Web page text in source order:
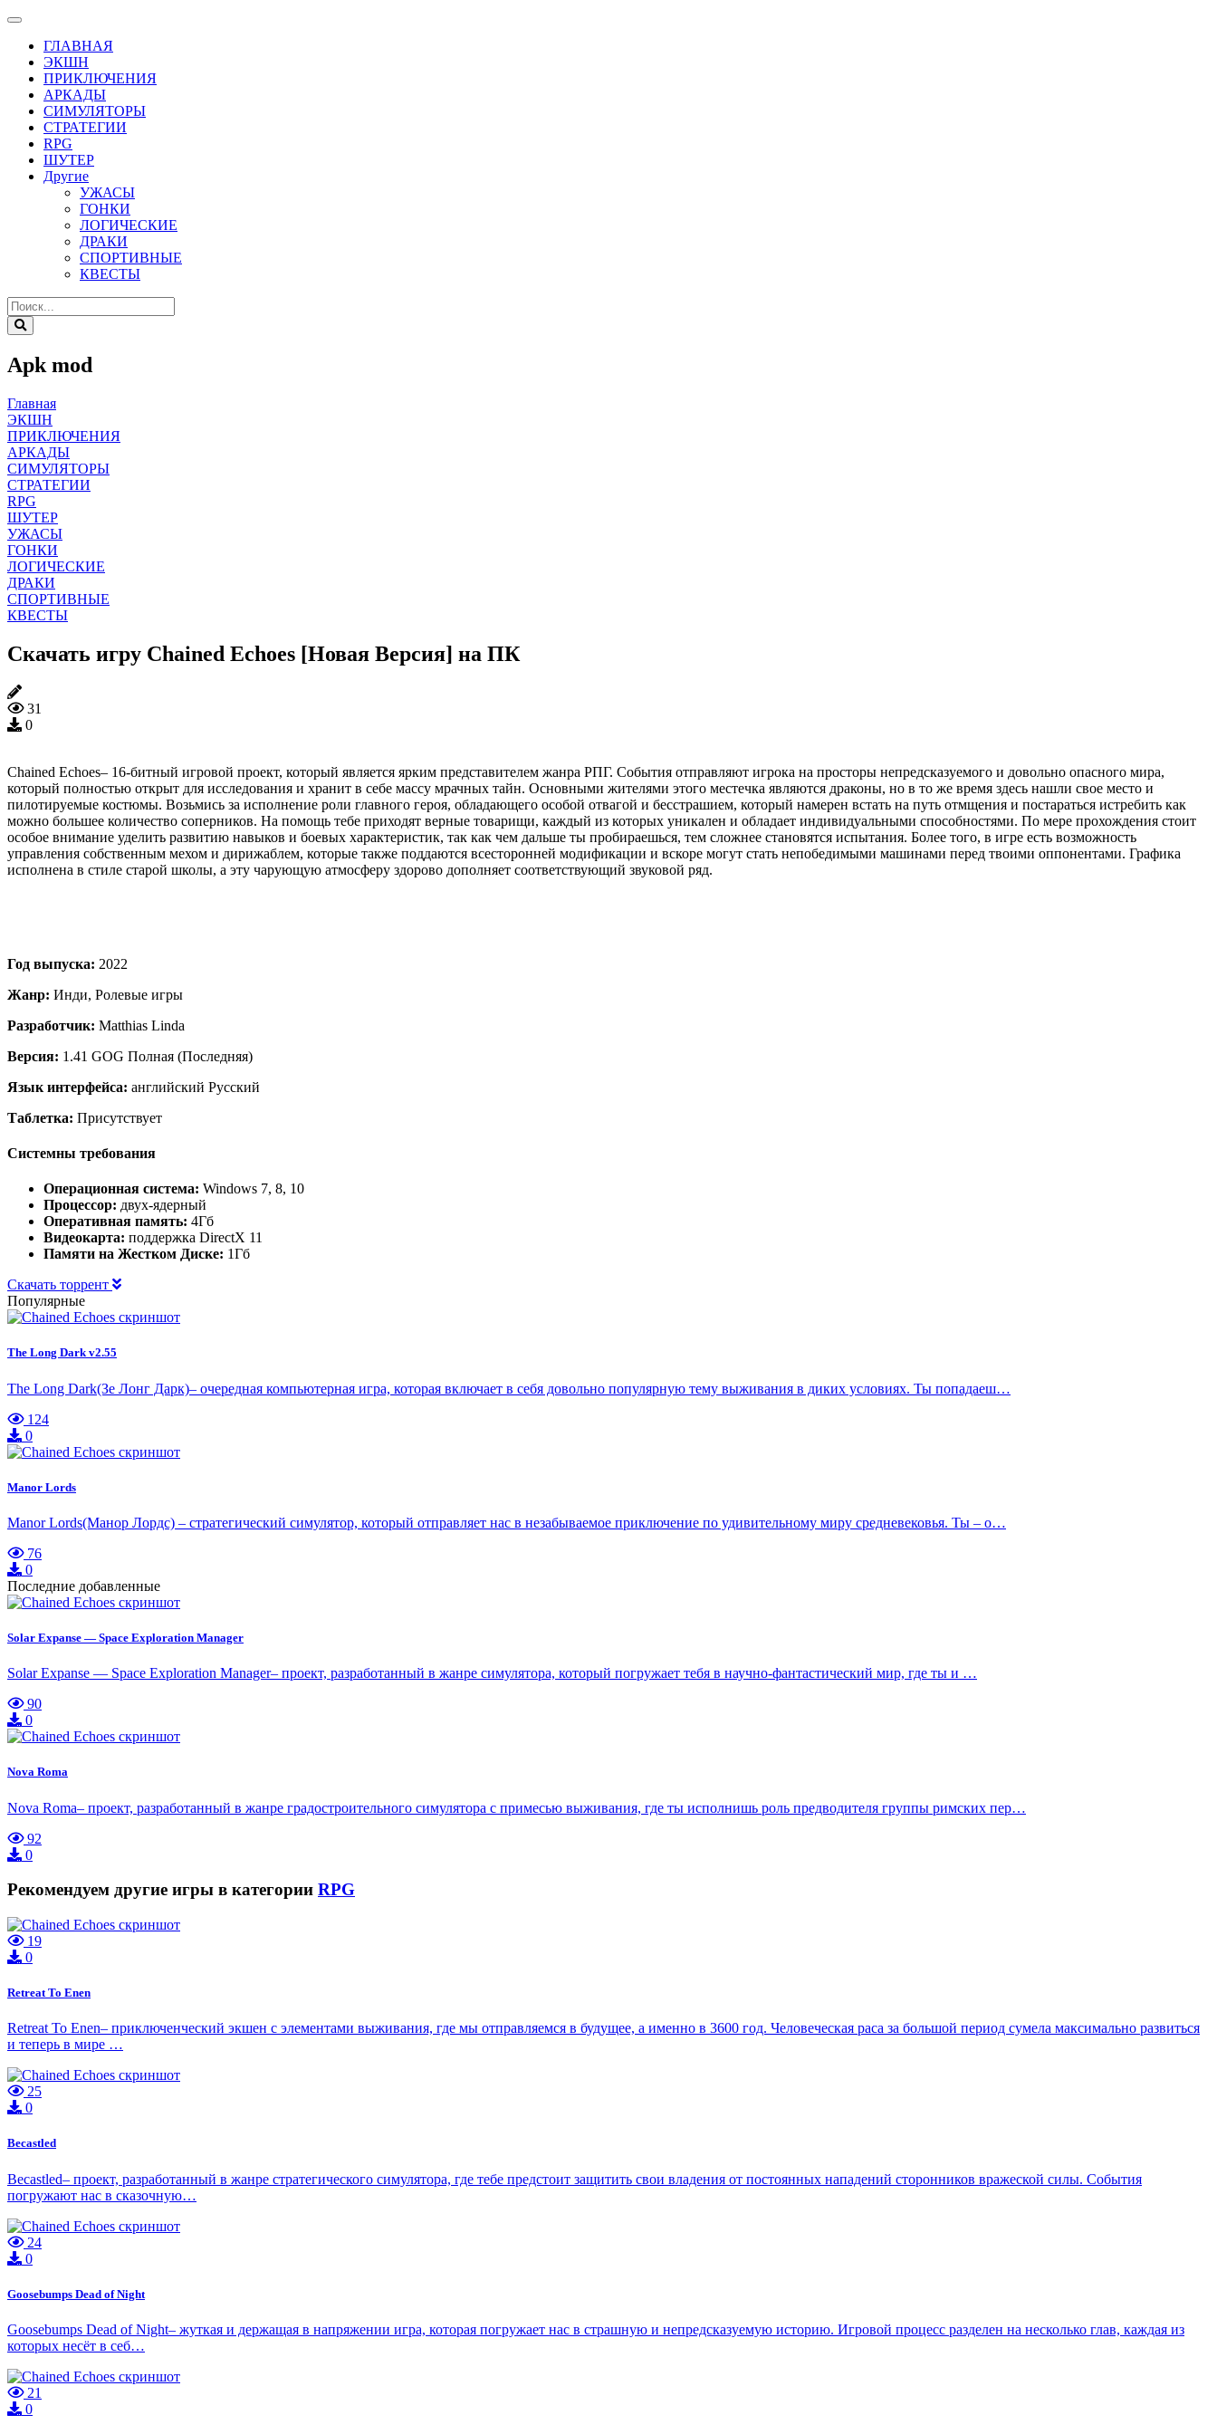
ГЛАВНАЯ
ЭКШН
ПРИКЛЮЧЕНИЯ
АРКАДЫ
СИМУЛЯТОРЫ
СТРАТЕГИИ
RPG
ШУТЕР
Другие
УЖАСЫ
ГОНКИ
ЛОГИЧЕСКИЕ
ДРАКИ
СПОРТИВНЫЕ
КВЕСТЫ
Apk mod
Главная
ЭКШН
ПРИКЛЮЧЕНИЯ
АРКАДЫ
СИМУЛЯТОРЫ
СТРАТЕГИИ
RPG
ШУТЕР
УЖАСЫ
ГОНКИ
ЛОГИЧЕСКИЕ
ДРАКИ
СПОРТИВНЫЕ
КВЕСТЫ
Скачать игру Chained Echoes [Новая Версия] на ПК
31
0
Chained Echoes– 16-битный игровой проект, который является ярким представителем жанра РПГ. События отправляют игрока на просторы непредсказуемого и довольно опасного мира,
который полностью открыт для исследования и хранит в себе массу мрачных тайн. Основными жителями этого местечка являются драконы, но в то же время здесь нашли свое место и
пилотируемые костюмы. Возьмись за исполнение роли главного героя, обладающего особой отвагой и бесстрашием, который намерен встать на путь отмщения и постараться истребить как
можно большее количество соперников. На помощь тебе приходят верные товарищи, каждый из которых уникален и обладает индивидуальными способностями. По мере прохождения стоит
особое внимание уделить развитию навыков и боевых характеристик, так как чем дальше ты пробираешься, тем сложнее становятся испытания. Более того, в игре есть возможность
управления собственным мехом и дирижаблем, которые также поддаются всесторонней модификации и вскоре могут стать непобедимыми машинами перед твоими оппонентами. Графика
исполнена в стиле старой школы, а эту чарующую атмосферу здорово дополняет соответствующий звуковой ряд.
Год выпуска: 2022
Жанр: Инди, Ролевые игры
Разработчик: Matthias Linda
Версия: 1.41 GOG Полная (Последняя)
Язык интерфейса: английский Русский
Таблетка: Присутствует
Системны требования
Операционная система: Windows 7, 8, 10
Процессор: двух-ядерный
Оперативная память: 4Гб
Видеокарта: поддержка DirectX 11
Памяти на Жестком Диске: 1Гб
Скачать торрент
Популярные
The Long Dark v2.55
The Long Dark(Зе Лонг Дарк)– очередная компьютерная игра, которая включает в себя довольно популярную тему выживания в диких условиях. Ты попадаеш…
124
0
Manor Lords
Manor Lords(Манор Лордс) – стратегический симулятор, который отправляет нас в незабываемое приключение по удивительному миру средневековья. Ты – о…
76
0
Последние добавленные
Solar Expanse — Space Exploration Manager
Solar Expanse — Space Exploration Manager– проект, разработанный в жанре симулятора, который погружает тебя в научно-фантастический мир, где ты и …
90
0
Nova Roma
Nova Roma– проект, разработанный в жанре градостроительного симулятора с примесью выживания, где ты исполнишь роль предводителя группы римских пер…
92
0
Рекомендуем другие игры в категории RPG
19
0
Retreat To Enen
Retreat To Enen– приключенческий экшен с элементами выживания, где мы отправляемся в будущее, а именно в 3600 год. Человеческая раса за большой период сумела максимально развиться
и теперь в мире …
25
0
Becastled
Becastled– проект, разработанный в жанре стратегического симулятора, где тебе предстоит защитить свои владения от постоянных нападений сторонников вражеской силы. События
погружают нас в сказочную…
24
0
Goosebumps Dead of Night
Goosebumps Dead of Night– жуткая и держащая в напряжении игра, которая погружает нас в страшную и непредсказуемую историю. Игровой процесс разделен на несколько глав, каждая из
которых несёт в себ…
21
0